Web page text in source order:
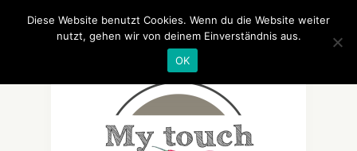
Diese Website benutzt Cookies. Wenn du die Website weiter
nutzt, gehen wir von deinem Einverständnis aus.
OK